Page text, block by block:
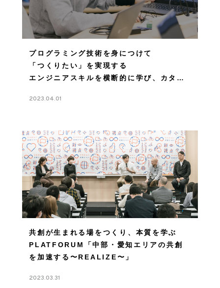
プログラミング技術を身につけて
「つくりたい」を実現する
エンジニアスキルを横断的に学び、カタチ
2023.04.01
共創が生まれる場をつくり、本質を学ぶ
PLATFORUM「中部・愛知エリアの共創
を加速する〜REALIZE〜」
2023.03.31